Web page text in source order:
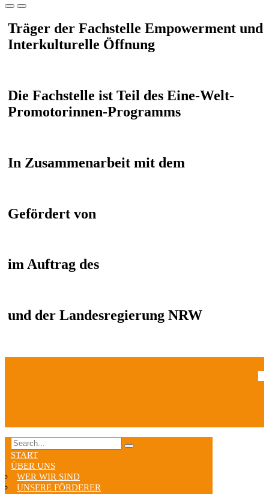
Träger der Fachstelle Empowerment und
Interkulturelle Öffnung
Die Fachstelle ist Teil des Eine-Welt-
Promotorinnen-Programms
In Zusammenarbeit mit dem
Gefördert von
im Auftrag des
und der Landesregierung NRW
START
ÜBER UNS
WER WIR SIND
UNSERE FÖRDERER